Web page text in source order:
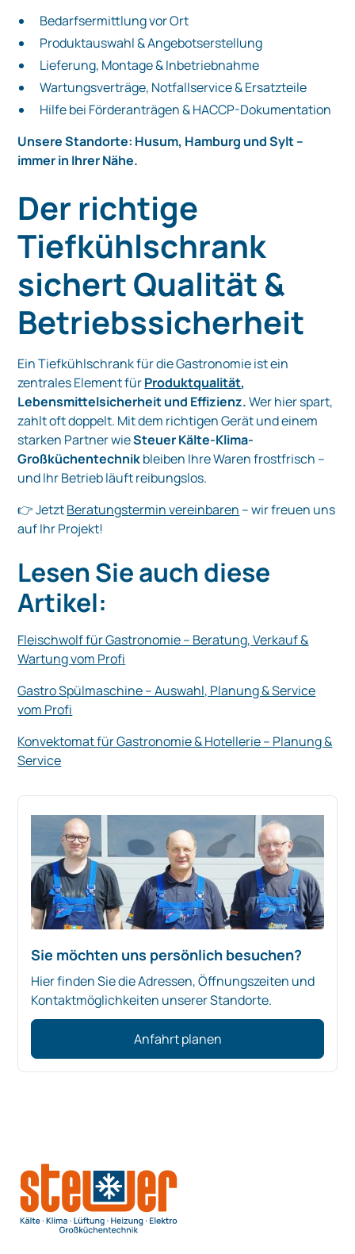
Bedarfsermittlung vor Ort
Produktauswahl & Angebotserstellung
Lieferung, Montage & Inbetriebnahme
Wartungsverträge, Notfallservice & Ersatzteile
Hilfe bei Förderanträgen & HACCP-Dokumentation
Unsere Standorte: Husum, Hamburg und Sylt –
immer in Ihrer Nähe.
Der richtige
Tiefkühlschrank
sichert Qualität &
Betriebssicherheit
Ein Tiefkühlschrank für die Gastronomie ist ein
zentrales Element fürProduktqualität,
Lebensmittelsicherheit und Effizienz.Wer hier spart,
zahlt oft doppelt. Mit dem richtigen Gerät und einem
starken Partner wieSteuer Kälte-Klima-
Großküchentechnikbleiben Ihre Waren frostfrisch –
und Ihr Betrieb läuft reibungslos.
👉 JetztBeratungstermin vereinbaren – wir freuen uns
auf Ihr Projekt!
Lesen Sie auch diese
Artikel:
Fleischwolf für Gastronomie – Beratung, Verkauf &
Wartung vom Profi
Gastro Spülmaschine – Auswahl, Planung & Service
vom Profi
Konvektomat für Gastronomie & Hotellerie – Planung &
Service
Sie möchten uns persönlich besuchen?
Hier finden Sie die Adressen, Öffnungszeiten und
Kontaktmöglichkeiten unserer Standorte.
Anfahrt planen